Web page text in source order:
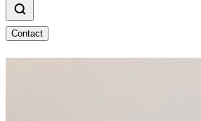
Contact